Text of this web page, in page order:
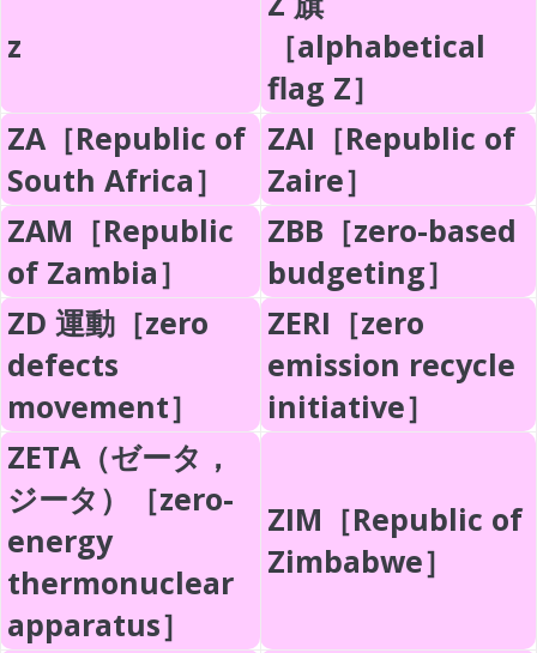
z
［alphabetical
flag Z］
ZA［Republic of
South Africa］
ZAI［Republic of
Zaire］
ZAM［Republic
of Zambia］
ZBB［zero-based
budgeting］
ZD 運動［zero
defects
movement］
ZERI［zero
emission recycle
initiative］
ZETA（ゼータ，
ジータ）［zero-
energy
thermonuclear
apparatus］
ZIM［Republic of
Zimbabwe］